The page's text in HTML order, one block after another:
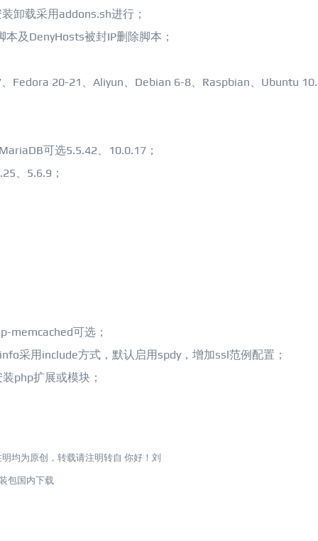
卸载采用addons.sh进行；
及DenyHosts被封IP删除脚本；
Fedora 20-21、Aliyun、Debian 6-8、Raspbian、Ubuntu
可选5.5.42、10.0.17；
、5.6.9；
memcached可选；
采用include方式，默认启用spdy，增加ssl范例配置；
php扩展或模块；
均为原创，转载请注明转自 你好！刘
包国内下载